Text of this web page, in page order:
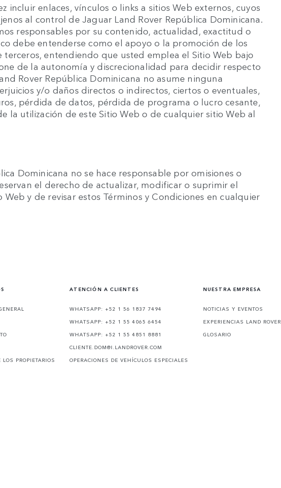
incluir enlaces, vínculos o links a sitios Web externos, cuyos
al control de Jaguar Land Rover República Dominicana.
responsables por su contenido, actualidad, exactitud o
debe entenderse como el apoyo o la promoción de los
entendiendo que usted emplea el Sitio Web bajo
de la autonomía y discrecionalidad para decidir respecto
Rover República Dominicana no asume ninguna
y/o daños directos o indirectos, ciertos o eventuales,
pérdida de datos, pérdida de programa o lucro cesante,
la utilización de este Sitio Web o de cualquier sitio Web al
Dominicana no se hace responsable por omisiones o
el derecho de actualizar, modificar o suprimir el
y de revisar estos Términos y Condiciones en cualquier
PROPIETARIOS
ATENCIÓN A CLIENTES
WHATSAPP: +52 1 56 1837 7494
WHATSAPP: +52 1 55 4065 6454
WHATSAPP: +52 1 55 4851 8881
CLIENTE.DOM@I.LANDROVER.COM
OPERACIONES DE VEHÍCULOS ESPECIALES
NUESTRA EMPRESA
NOTICIAS Y EVENTOS
EXPERIENCIAS LAND ROVER
GLOSARIO